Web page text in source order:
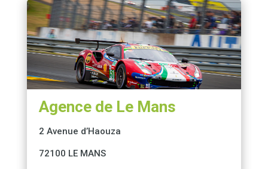
Agence de Le Mans
2 Avenue d’Haouza
72100 LE MANS